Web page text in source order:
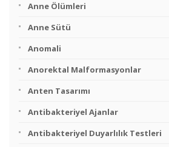
Anne Ölümleri
Anne Sütü
Anomali
Anorektal Malformasyonlar
Anten Tasarımı
Antibakteriyel Ajanlar
Antibakteriyel Duyarlılık Testleri